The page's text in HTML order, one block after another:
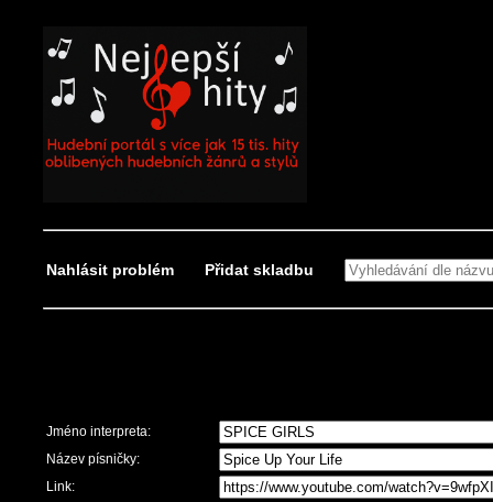
Nahlásit problém Přidat skladbu
Jméno interpreta:
Název písničky:
Link: